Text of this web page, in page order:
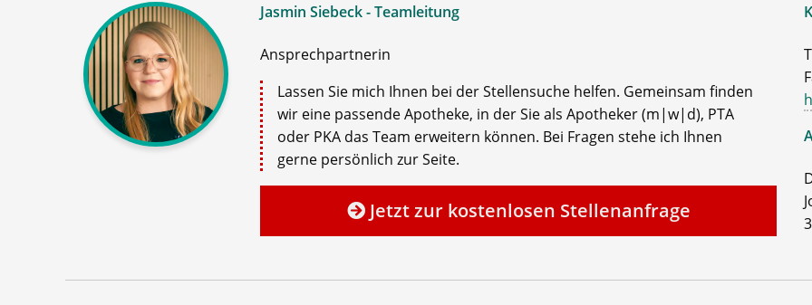
Jasmin Siebeck - Teamleitung
Ansprechpartnerin
Lassen Sie mich Ihnen bei der Stellensuche helfen. Gemeinsam finden
wir eine passende Apotheke, in der Sie als Apotheker (m|w|d), PTA
oder PKA das Team erweitern können. Bei Fragen stehe ich Ihnen
gerne persönlich zur Seite.
Jetzt zur kostenlosen Stellenanfrage